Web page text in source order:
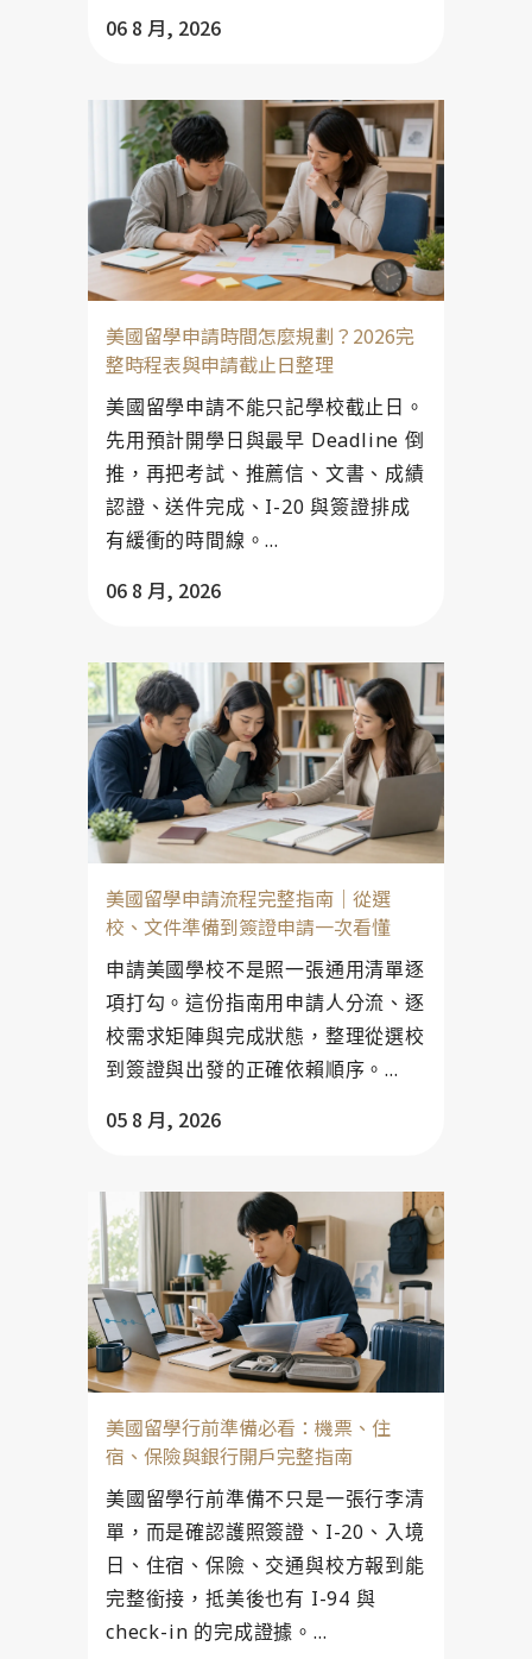
06 8 月, 2026
美國留學申請時間怎麼規劃？2026完
整時程表與申請截止日整理
美國留學申請不能只記學校截止日。
先用預計開學日與最早 Deadline 倒
推，再把考試、推薦信、文書、成績
認證、送件完成、I-20 與簽證排成
有緩衝的時間線。...
06 8 月, 2026
美國留學申請流程完整指南｜從選
校、文件準備到簽證申請一次看懂
申請美國學校不是照一張通用清單逐
項打勾。這份指南用申請人分流、逐
校需求矩陣與完成狀態，整理從選校
到簽證與出發的正確依賴順序。...
05 8 月, 2026
美國留學行前準備必看：機票、住
宿、保險與銀行開戶完整指南
美國留學行前準備不只是一張行李清
單，而是確認護照簽證、I-20、入境
日、住宿、保險、交通與校方報到能
完整銜接，抵美後也有 I-94 與
check-in 的完成證據。...